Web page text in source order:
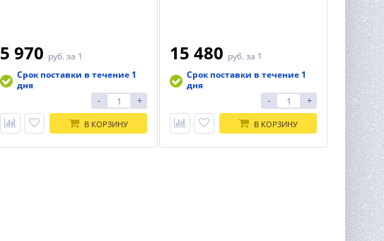
5 970 руб. за 1
Срок поставки в течение 1
дня
- +
В КОРЗИНУ
15 480 руб. за 1
Срок поставки в течение 1
дня
- +
В КОРЗИНУ